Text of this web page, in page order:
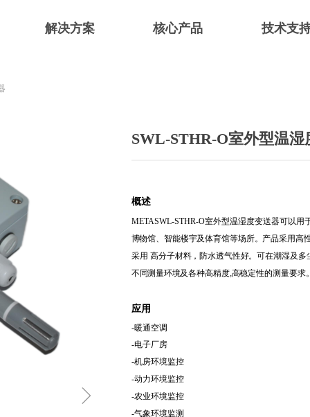
解决方案 核心产品 技术支
ꁇ
SWL-STHR-O室外型温湿
概述
METASWL-STHR-O室外型温湿度变送器可以用
博物馆、智能楼宇及体育馆等场所。产品采用高
采用 高分子材料，防水透气性好。可在潮湿及 多
不同测量环境及各种高精度,高稳定性的测量要求。
应用
-暖通空调
-电子厂房
-机房环境监控
-动力环境监控
-农业环境监控
-气象环境监测